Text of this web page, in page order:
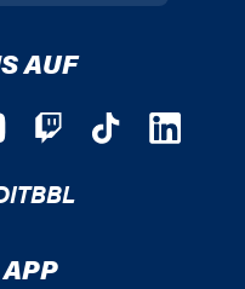
AUF